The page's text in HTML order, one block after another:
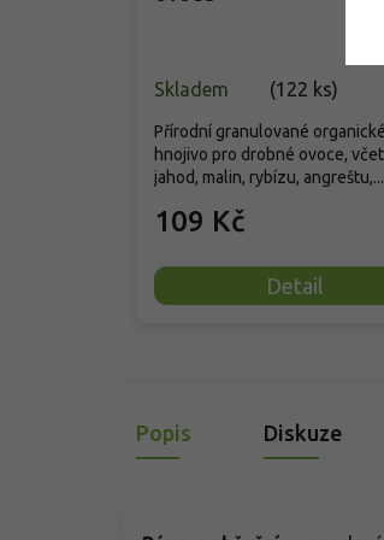
Skladem (122 ks)
109 Kč
Detail
Přírodní granulované organické
hnojivo pro drobné ovoce,
jahod, malin, rybízu, angreštu,...
Popis Diskuze